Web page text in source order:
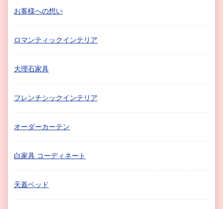
お客様への想い
ロマンティックインテリア
大理石家具
フレンチシックインテリア
オーダーカーテン
白家具 コーディネート
天蓋ベッド